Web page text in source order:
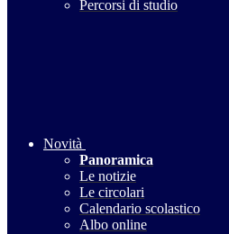
Percorsi di studio
Novità
Panoramica
Le notizie
Le circolari
Calendario scolastico
Albo online